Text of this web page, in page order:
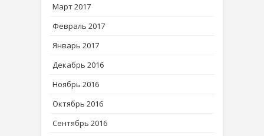
Март 2017
Февраль 2017
Январь 2017
Декабрь 2016
Ноябрь 2016
Октябрь 2016
Сентябрь 2016